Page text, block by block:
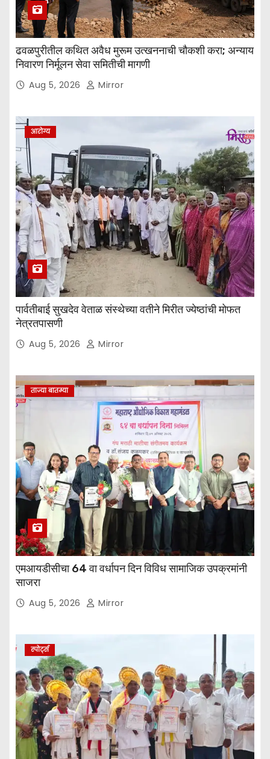
ढवळपुरीतील कथित अवैध मुरूम उत्खननाची चौकशी करा; अन्याय
निवारण निर्मूलन सेवा समितीची मागणी
Aug 5, 2026 Mirror
आरोग्य
पार्वतीबाई सुखदेव वेताळ संस्थेच्या वतीने मिरीत ज्येष्ठांची मोफत
नेत्रतपासणी
Aug 5, 2026 Mirror
ताज्या बातम्या
एमआयडीसीचा 64 वा वर्धापन दिन विविध सामाजिक उपक्रमांनी
साजरा
Aug 5, 2026 Mirror
स्पोर्ट्स